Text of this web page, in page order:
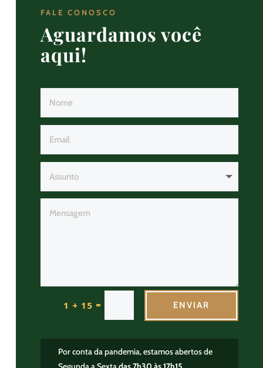
FALE CONOSCO
Aguardamos você
aqui!
1 + 15 = ENVIAR
Por conta da pandemia, estamos abertos de